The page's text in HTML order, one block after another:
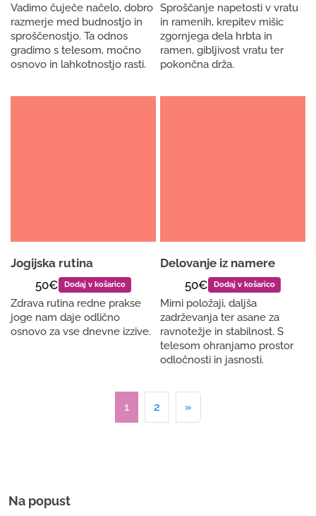
Vadimo čuječe načelo, dobro
razmerje med budnostjo in
sproščenostjo. Ta odnos
gradimo s telesom, močno
osnovo in lahkotnostjo rasti.
Sproščanje napetosti v vratu
in ramenih, krepitev mišic
zgornjega dela hrbta in
ramen, gibljivost vratu ter
pokončna drža.
Jogijska rutina
50€
Dodaj v košarico
Zdrava rutina redne prakse
joge nam daje odlično
osnovo za vse dnevne izzive.
Delovanje iz namere
50€
Dodaj v košarico
Mirni položaji, daljša
zadrževanja ter asane za
ravnotežje in stabilnost. S
telesom ohranjamo prostor
odločnosti in jasnosti.
1 2 »
Na popust